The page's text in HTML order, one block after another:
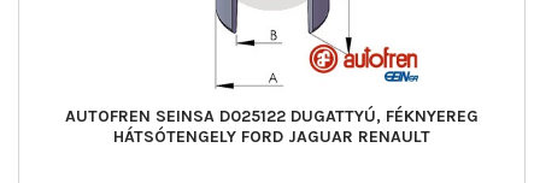
AUTOFREN SEINSA D025122 DUGATTYÚ, FÉKNYEREG
HÁTSÓTENGELY FORD JAGUAR RENAULT